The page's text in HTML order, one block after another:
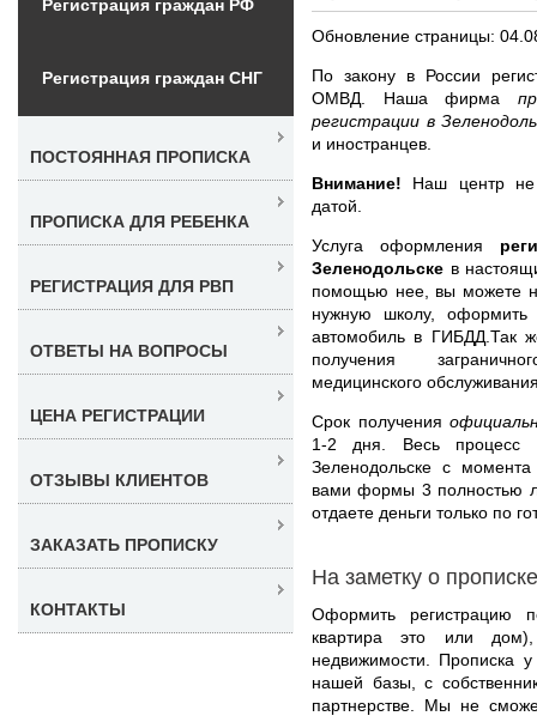
Обновление страницы:
По закону в России
ОМВД. Наша фирма
регистрации в
и иностранцев.
Внимание! Наш центр не
датой.
Услуга оформления
Зеленодольске в
помощью нее, вы можете
нужную школу, оформить
автомобиль в ГИБДД.Так
получения
медицинского
Срок получения
1-2 дня. Весь процесс
Зеленодольске с
вами формы 3 полностью
отдаете деньги только по
На заметку о прописке
Оформить регистрацию
квартира это или
недвижимости. Прописка
нашей базы, с
партнерстве. Мы не
Регистрация граждан РФ
Регистрация граждан СНГ
ПОСТОЯННАЯ ПРОПИСКА
ПРОПИСКА ДЛЯ РЕБЕНКА
РЕГИСТРАЦИЯ ДЛЯ РВП
ОТВЕТЫ НА ВОПРОСЫ
ЦЕНА РЕГИСТРАЦИИ
ОТЗЫВЫ КЛИЕНТОВ
ЗАКАЗАТЬ ПРОПИСКУ
КОНТАКТЫ